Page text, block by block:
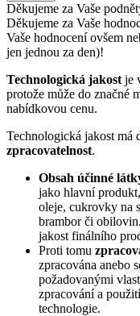
Děkujeme za Vaše
Děkujeme za Vaše
Vaše hodnocení ovšem
jen jednou za den)!
Technologická jakost je
protože může do značné
nabídkovou cenu.
Technologická jakost má
zpracovatelnost.
Obsah účinné
jako hlavní
oleje, cukrovky na
brambor či
jakost finálního
Proti tomu
zpracována anebo
požadovanými
zpracování a
technologie.